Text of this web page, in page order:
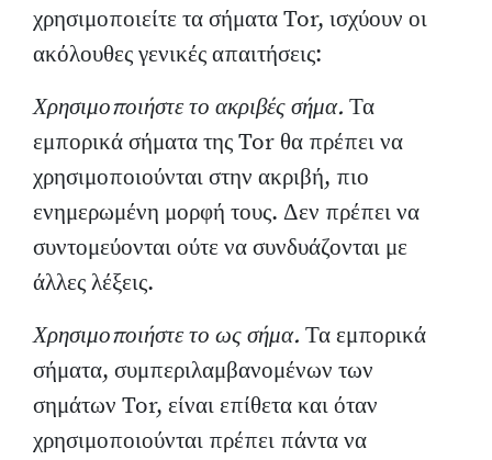
χρησιμοποιείτε τα σήματα Tor, ισχύουν οι
ακόλουθες γενικές απαιτήσεις:
Χρησιμοποιήστε το ακριβές σήμα. Τα
εμπορικά σήματα της Tor θα πρέπει να
χρησιμοποιούνται στην ακριβή, πιο
ενημερωμένη μορφή τους. Δεν πρέπει να
συντομεύονται ούτε να συνδυάζονται με
άλλες λέξεις.
Χρησιμοποιήστε το ως σήμα. Τα εμπορικά
σήματα, συμπεριλαμβανομένων των
σημάτων Tor, είναι επίθετα και όταν
χρησιμοποιούνται πρέπει πάντα να